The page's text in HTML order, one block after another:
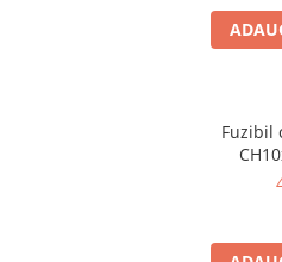
Fuzibil